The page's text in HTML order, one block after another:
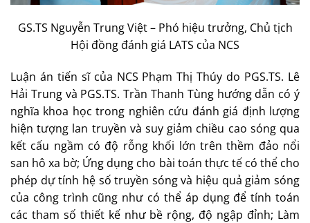
GS.TS Nguyễn Trung Việt – Phó hiệu trưởng, Chủ tịch
Hội đồng đánh giá LATS của NCS
Luận án tiến sĩ của NCS Phạm Thị Thúy do PGS.TS. Lê
Hải Trung và PGS.TS. Trần Thanh Tùng hướng dẫn có ý
nghĩa khoa học trong nghiên cứu đánh giá định lượng
hiện tượng lan truyền và suy giảm chiều cao sóng qua
kết cấu ngầm có độ rỗng khối lớn trên thềm đảo nổi
san hô xa bờ; Ứng dụng cho bài toán thực tế có thể cho
phép dự tính hệ số truyền sóng và hiệu quả giảm sóng
của công trình cũng như có thể áp dụng để tính toán
các tham số thiết kế như bề rộng, độ ngập đỉnh; Làm